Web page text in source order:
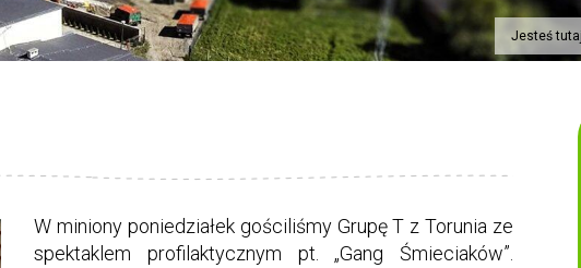
Jesteś
W miniony poniedziałek gościliśmy Grupę T z Torunia ze
spektaklem profilaktycznym pt. „Gang Śmieciaków”.